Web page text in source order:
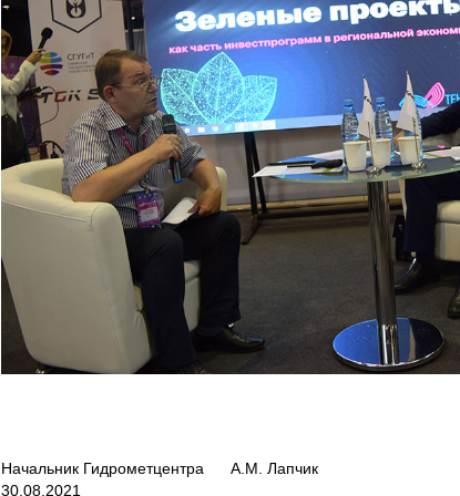
Начальник Гидрометцентра А.М. Лапчик
30.08.2021